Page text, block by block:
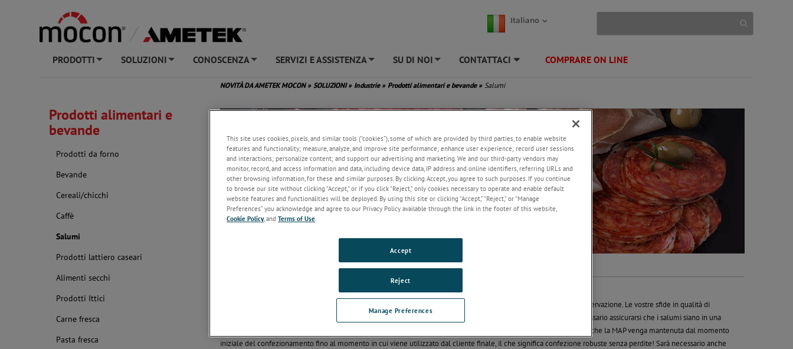
Italiano
PRODOTTI SOLUZIONI CONOSCENZA SERVIZI E ASSISTENZA SU DI NOI CONTATTACI COMPRARE ON LINE
Prodotti alimentari e
bevande
Prodotti da forno
Bevande
Cereali/chicchi
Caffè
Salumi
Prodotti lattiero caseari
Alimenti secchi
Prodotti Ittici
Carne fresca
Pasta fresca
NOVITÀ DA AMETEK MOCON » SOLUZIONI» Industrie » Prodotti alimentari e bevande » Salumi
Ottimizzare i salumi confezionati con il confezionamento in atmosfera modificata
Il confezionamento in atmosfera modificata (MAP) di affettati e salumi, se realizzato bene, aumenta la durata di conservazione. Le vostre sfide in qualità di
professionista di qualità e esperto tecnico nel confezionamento e nella conservazione dei salumi sono tante. È necessario assicurarsi che i salumi siano in una
confezione in atmosfera modificata (MAP) per soddisfare i requisiti di durata di conservazione. È necessario garantire che la MAP venga mantenuta dal momento
iniziale del confezionamento fino al momento in cui viene utilizzato dal cliente finale, il che significa confezione robuste senza perdite! Sarà necessario anche
This site uses cookies, pixels, and similar tools (“cookies”), some of which are provided by third parties, to enable website
features and functionality; measure, analyze, and improve site performance; enhance user experience; record user sessions
and interactions; personalize content; and support our advertising and marketing. We and our third-party vendors may
monitor, record, and access information and data, including device data, IP address and online identifiers, referring URLs and
other browsing information, for these and similar purposes. By clicking Accept, you agree to such purposes. If you continue
to browse our site without clicking “Accept,” or if you click “Reject,” only cookies necessary to operate and enable default
website features and functionalities will be deployed. By using this site or clicking “Accept,” “Reject,” or “Manage
Preferences” you acknowledge and agree to our Privacy Policy available through the link in the footer of this website,
Cookie Policy, and Terms of Use
Manage Preferences
Reject
Accept